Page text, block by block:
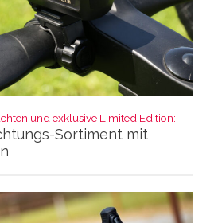
und exklusive Limited Edition:
Sortiment mit